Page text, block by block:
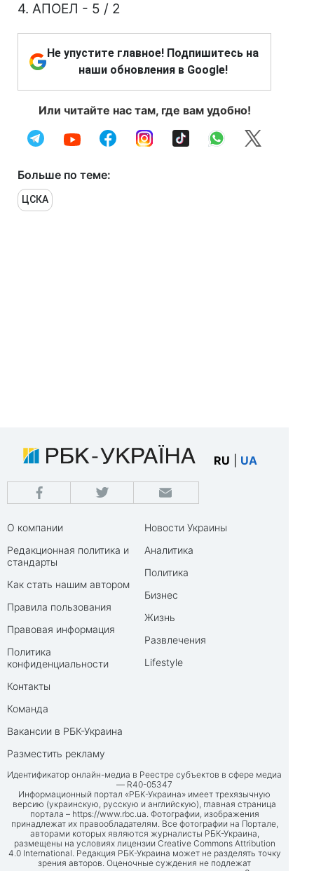
4. АПОЕЛ - 5 / 2
Не упустите главное! Подпишитесь на
наши обновления в Google!
Или читайте нас там, где вам удобно!
Больше по теме:
ЦСКА
RU UA
О компании
Редакционная политика и
стандарты
Как стать нашим автором
Правила пользования
Правовая информация
Политика
конфиденциальности
Контакты
Команда
Вакансии в РБК-Украина
Разместить рекламу
Новости Украины
Аналитика
Политика
Бизнес
Жизнь
Развлечения
Lifestyle
Идентификатор онлайн-медиа в Реестре субъектов в сфере медиа
— R40-05347
Информационный портал «РБК-Украина» имеет трехязычную
версию (украинскую, русскую и английскую), главная страница
портала – https://www.rbc.ua. Фотографии, изображения
принадлежат их правообладателям. Все фотографии на Портале,
авторами которых являются журналисты РБК-Украина,
размещены на условиях лицензии Creative Commons Attribution
4.0 International. Редакция РБК-Украина может не разделять точку
зрения авторов. Оценочные суждения не подлежат